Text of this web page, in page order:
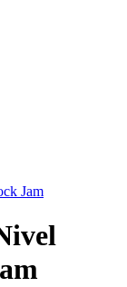
Jam